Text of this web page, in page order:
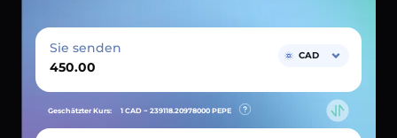
Sie senden CAD
Geschätzter Kurs: 1 CAD ~ 239118.20978000 PEPE